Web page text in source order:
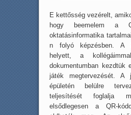
E kettősség vezérelt,
hogy beemelem a
oktatásinformatika
n folyó képzésben. A
helyett, a
dokumentumban kezdtük
játék megtervezését. A
épületén belülre
teljesítését foglalja
elsődlegesen a QR-